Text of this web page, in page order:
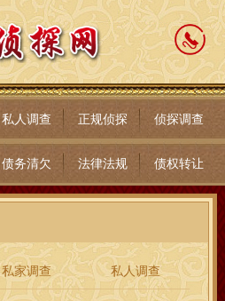
私人调查 正规侦探 侦探调查
债务清欠 法律法规 债权转让
私家调查 私人调查